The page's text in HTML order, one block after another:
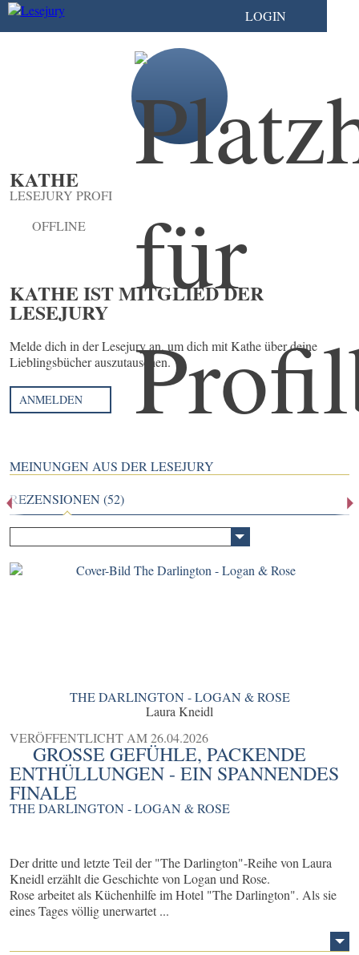
LOGIN
KATHE
LESEJURY PROFI
OFFLINE
KATHE IST MITGLIED DER
LESEJURY
Melde dich in der Lesejury an, um dich mit Kathe über deine
Lieblingsbücher auszutauschen.
ANMELDEN
MEINUNGEN AUS DER LESEJURY
REZENSIONEN (52)
THE DARLINGTON - LOGAN & ROSE
Laura Kneidl
VERÖFFENTLICHT AM26.04.2026
GROSSE GEFÜHLE, PACKENDE E
NTHÜLLUNGEN - EIN SPANNENDES F
INALE
THE DARLINGTON - LOGAN & ROSE
Der dritte und letzte Teil der "The Darlington"-Reihe von Laura
Kneidl erzählt die Geschichte von Logan und Rose.
Rose arbeitet als Küchenhilfe im Hotel "The Darlington". Als sie
eines Tages völlig unerwartet ...